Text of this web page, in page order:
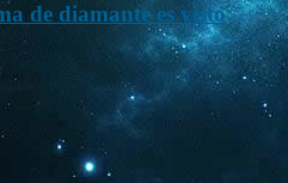
de diamante es visto